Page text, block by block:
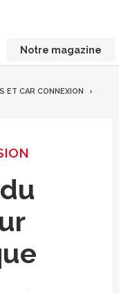
Notre magazine
ET CAR CONNEXION